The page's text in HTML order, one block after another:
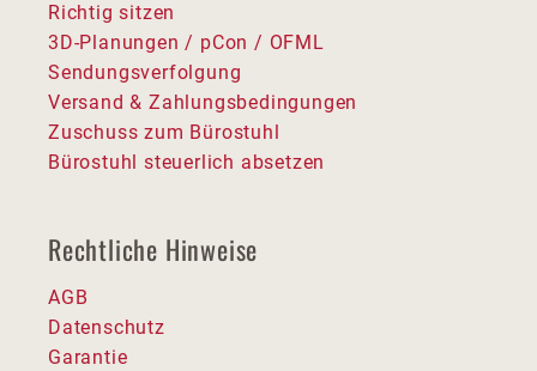
Richtig sitzen
3D-Planungen / pCon / OFML
Sendungsverfolgung
Versand & Zahlungsbedingungen
Zuschuss zum Bürostuhl
Bürostuhl steuerlich absetzen
Rechtliche Hinweise
AGB
Datenschutz
Garantie